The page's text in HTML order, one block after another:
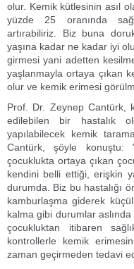
olur. Kemik kütlesinin asıl
yüzde 25 oranında
artırabiliriz. Biz buna
yaşına kadar ne kadar iyi
girmesi yani adetten
yaşlanmayla ortaya çıkan
olur ve kemik erimesi
Prof. Dr. Zeynep Cantürk,
edilebilen bir hastalık
yapılabilecek kemik
Cantürk, şöyle konuştu:
çocuklukta ortaya çıkan
kendini belli ettiği, erişkin
durumda. Biz bu hastalığı
kamburlaşma giderek
kalma gibi durumlar
çocukluktan itibaren
kontrollerle kemik
zaman geçirmeden tedavi